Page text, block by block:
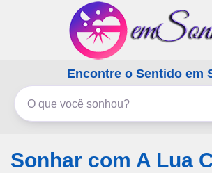
emSonho.com
Os sonhos significam mais
Encontre o Sentido em
Sonhar com A Lua